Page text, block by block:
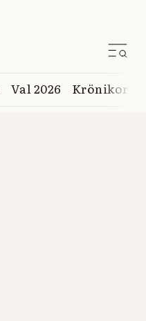
Val 2026 Krönikor